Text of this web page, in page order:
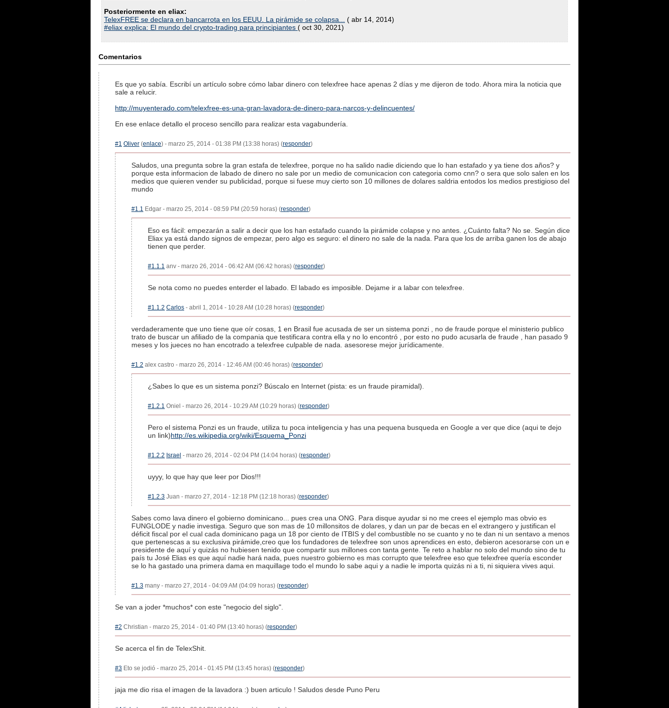
Posteriormente en eliax:
TelexFREE se declara en bancarrota en los EEUU. La pirámide se colapsa...
( abr 14, 2014)
#eliax explica: El mundo del crypto-trading para principiantes ( oct 30, 2021)
Comentarios
Es que yo sabía. Escribí un artículo sobre cómo labar dinero con telexfree hace apenas 2 días y me dijeron de todo. Ahora mira la noticia que
sale a relucir.
http://muyenterado.com/telexfree-es-una-gran-lavadora-de-dinero-para-narcos-y-delincuentes/
En ese enlace detallo el proceso sencillo para realizar esta vagabundería.
#1 Oliver (enlace) - marzo 25, 2014 - 01:38 PM (13:38 horas) (responder)
Saludos, una pregunta sobre la gran estafa de telexfree, porque no ha salido nadie diciendo que lo han estafado y ya tiene dos años? y
porque esta informacion de labado de dinero no sale por un medio de comunicacion con categoria como cnn? o sera que solo salen en los
medios que quieren vender su publicidad, porque si fuese muy cierto son 10 millones de dolares saldria entodos los medios prestigioso del
mundo
#1.1 Edgar - marzo 25, 2014 - 08:59 PM (20:59 horas) (responder)
Eso es fácil: empezarán a salir a decir que los han estafado cuando la pirámide colapse y no antes. ¿Cuánto falta? No se. Según dice
Eliax ya está dando signos de empezar, pero algo es seguro: el dinero no sale de la nada. Para que los de arriba ganen los de abajo
tienen que perder.
#1.1.1 anv - marzo 26, 2014 - 06:42 AM (06:42 horas) (responder)
Se nota como no puedes enterder el labado. El labado es imposible. Dejame ir a labar con telexfree.
#1.1.2 Carlos - abril 1, 2014 - 10:28 AM (10:28 horas) (responder)
verdaderamente que uno tiene que oír cosas, 1 en Brasil fue acusada de ser un sistema ponzi , no de fraude porque el ministerio publico
trato de buscar un afiliado de la compania que testificara contra ella y no lo encontró , por esto no pudo acusarla de fraude , han pasado 9
meses y los jueces no han encotrado a telexfree culpable de nada. asesorese mejor jurídicamente.
#1.2 alex castro - marzo 26, 2014 - 12:46 AM (00:46 horas) (responder)
¿Sabes lo que es un sistema ponzi? Búscalo en Internet (pista: es un fraude piramidal).
#1.2.1 Oniel - marzo 26, 2014 - 10:29 AM (10:29 horas) (responder)
Pero el sistema Ponzi es un fraude, utiliza tu poca inteligencia y has una pequena busqueda en Google a ver que dice (aqui te dejo
un link)http://es.wikipedia.org/wiki/Esquema_Ponzi
#1.2.2 Israel - marzo 26, 2014 - 02:04 PM (14:04 horas) (responder)
uyyy, lo que hay que leer por Dios!!!
#1.2.3 Juan - marzo 27, 2014 - 12:18 PM (12:18 horas) (responder)
Sabes como lava dinero el gobierno dominicano... pues crea una ONG. Para disque ayudar si no me crees el ejemplo mas obvio es
FUNGLODE y nadie investiga. Seguro que son mas de 10 millonsitos de dolares, y dan un par de becas en el extrangero y justifican el
déficit fiscal por el cual cada dominicano paga un 18 por ciento de ITBIS y del combustible no se cuanto y no te dan ni un sentavo a menos
que pertenescas a su exclusiva pirámide,creo que los fundadores de telexfree son unos aprendices en esto, debieron acesorarse con un e
presidente de aquí y quizás no hubiesen tenido que compartir sus millones con tanta gente. Te reto a hablar no solo del mundo sino de tu
país tu José Elias es que aquí nadie hará nada, pues nuestro gobierno es mas corrupto que telexfree eso que telexfree quería esconder
se lo ha gastado una primera dama en maquillage todo el mundo lo sabe aqui y a nadie le importa quizás ni a ti, ni siquiera vives aqui.
#1.3 many - marzo 27, 2014 - 04:09 AM (04:09 horas) (responder)
Se van a joder *muchos* con este "negocio del siglo".
#2 Christian - marzo 25, 2014 - 01:40 PM (13:40 horas) (responder)
Se acerca el fin de TelexShit.
#3 Eto se jodió - marzo 25, 2014 - 01:45 PM (13:45 horas) (responder)
jaja me dio risa el imagen de la lavadora :) buen articulo ! Saludos desde Puno Peru